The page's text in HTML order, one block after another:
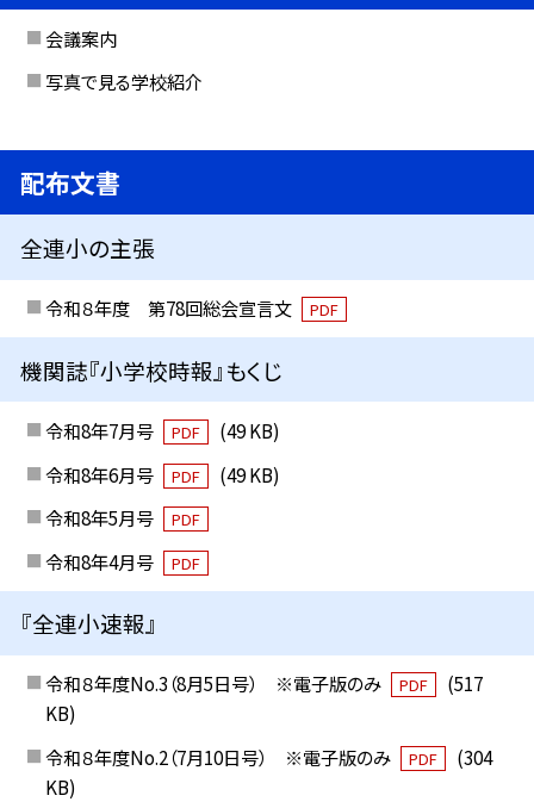
会議案内
写真で見る学校紹介
配布文書
全連小の主張
令和８年度 第78回総会宣言文 PDF
機関誌『小学校時報』もくじ
令和8年7月号 PDF
(49 KB)
令和8年6月号
PDF
(49 KB)
令和8年5月号
PDF
令和8年4月号 PDF
『全連小速報』
令和８年度No.3（8月5日号） ※電子版のみ PDF
(517
KB)
令和８年度No.2（7月10日号） ※電子版のみ
PDF
(304
KB)